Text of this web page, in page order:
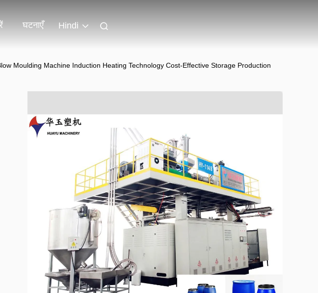
घटनाएँ Hindi
Moulding Machine Induction Heating Technology Cost-Effective Storage Production